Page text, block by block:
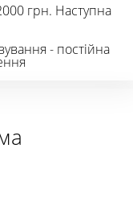
грн. Наступна
- постійна